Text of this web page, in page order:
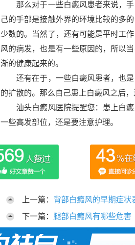
那么对于一些白癜风患者来说，手
己的手部是接触外界的环境比较的多
少数的。当然了，还有可能是平时工
风的病发，也是有一些原因的，所以
渐的健康起来的。
还有在于，一些白癜风患者，也是
的扩散的。那么自己患上白癜风之后
汕头白癜风医院提醒您：患上白癜
一些高发部位，还是要注意护理。
上一篇： 背部白癜风的早期症状
下一篇： 腿部白癜风有哪些危害